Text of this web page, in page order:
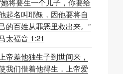
她将要生一个儿子，你要给
起名叫耶稣，因他要将自
的百姓从罪恶里救出来。”
太福音 1:21
上帝差他独生子到世间来，
我们借着他得生，上帝爱